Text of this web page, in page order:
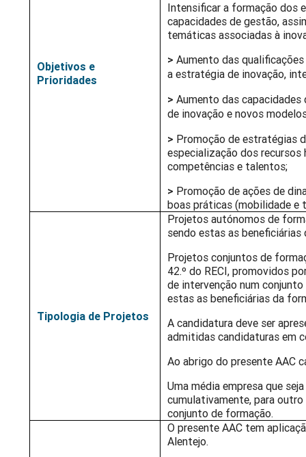
Objetivos e
Prioridades
Intensificar a formação dos
capacidades de gestão,
temáticas associadas à
> Aumento das
a estratégia de inovação,
>Aumento das
de inovação e novos
> Promoção de estratégias
especialização dos recursos
competências e talentos;
> Promoção de ações de
boas práticas (mobilidade e
Tipologia de Projetos
Projetos autónomos de
sendo estas as beneficiárias
Projetos conjuntos de
42.º do RECI, promovidos
de intervenção num
estas as beneficiárias da
A candidatura deve ser
admitidas candidaturas em
Ao abrigo do presente AAC
Uma média empresa que
cumulativamente, para
conjunto de formação.
O presente AAC tem
Alentejo.